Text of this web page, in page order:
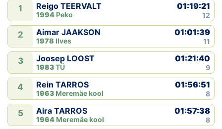
1 Reigo TEERVALT
1994 Peko
01:19:21
12
2 Aimar JAAKSON
1978 Ilves
01:01:39
11
3 Joosep LOOST
1983TÜ
01:21:40
9
4 Rein TARROS
1963 Meremäe kool
01:56:51
8
5 Aira TARROS
1964 Meremäe kool
01:57:38
8